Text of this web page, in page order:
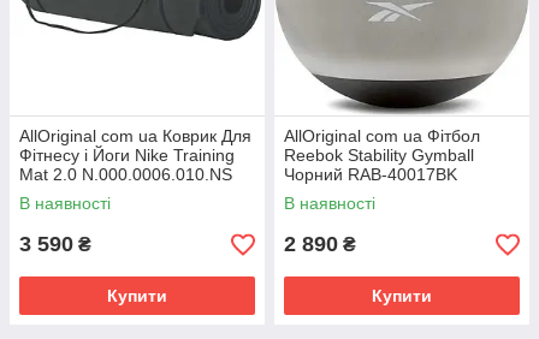
AllOriginal com ua Коврик Для
Фітнесу і Йоги Nike Training
Mat 2.0 N.000.0006.010.NS
(Оригінал) РОЗМІРИ
В наявності
3 590 ₴
Купити
AllOriginal com ua Фітбол
Reebok Stability Gymball
Чорний RAB-40017BK
(Оригінал) РОЗМІРИ
ЗАПИТУЙТЕ
В наявності
2 890 ₴
Купити